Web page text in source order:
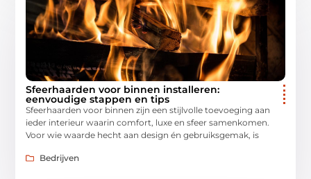
Sfeerhaarden voor binnen installeren:
eenvoudige stappen en tips
Sfeerhaarden voor binnen zijn een stijlvolle toevoeging aan
ieder interieur waarin comfort, luxe en sfeer samenkomen.
Voor wie waarde hecht aan design én gebruiksgemak, is
Bedrijven